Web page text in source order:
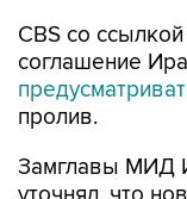
CBS со
соглашение
пролив.
Замглавы МИД